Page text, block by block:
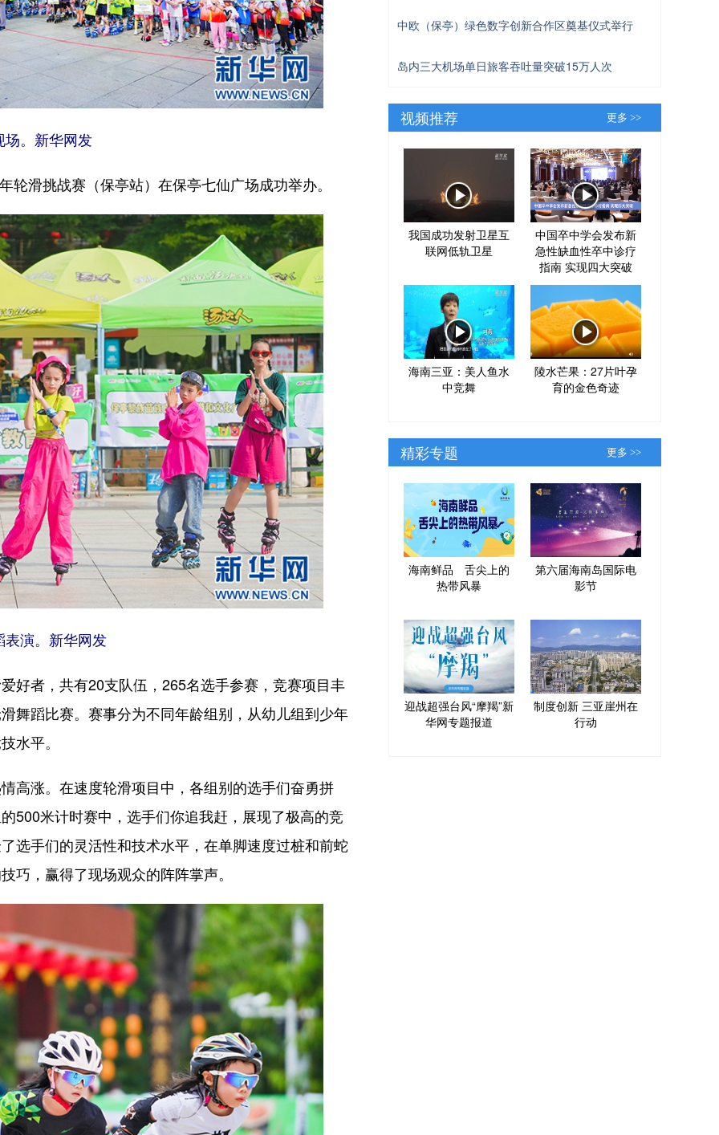
场。新华网发
滑挑战赛（保亭站）在保亭七仙广场成功举办。
表演。新华网发
者，共有20支队伍，265名选手参赛，竞赛项目丰
舞蹈比赛。赛事分为不同年龄组别，从幼儿组到少年
水平。
涨。在速度轮滑项目中，各组别的选手们奋勇拼
500米计时赛中，选手们你追我赶，展现了极高的竞
选手们的灵活性和技术水平，在单脚速度过桩和前蛇
巧，赢得了现场观众的阵阵掌声。
中欧（保亭）绿色数字创新合作区奠基仪式举行
岛内三大机场单日旅客吞吐量突破15万人次
视频推荐 更多 >>
我国成功发射卫星互
联网低轨卫星
中国卒中学会发布新
急性缺血性卒中诊疗
指南 实现四大突破
海南三亚：美人鱼水
中竞舞
陵水芒果：27片叶孕
育的金色奇迹
精彩专题 更多 >>
海南鲜品 舌尖上的
热带风暴
第六届海南岛国际电
影节
迎战超强台风“摩羯”新
华网专题报道
制度创新 三亚崖州在
行动